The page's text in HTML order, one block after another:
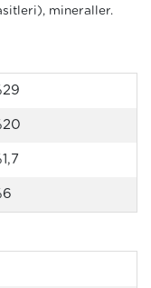
mineraller.